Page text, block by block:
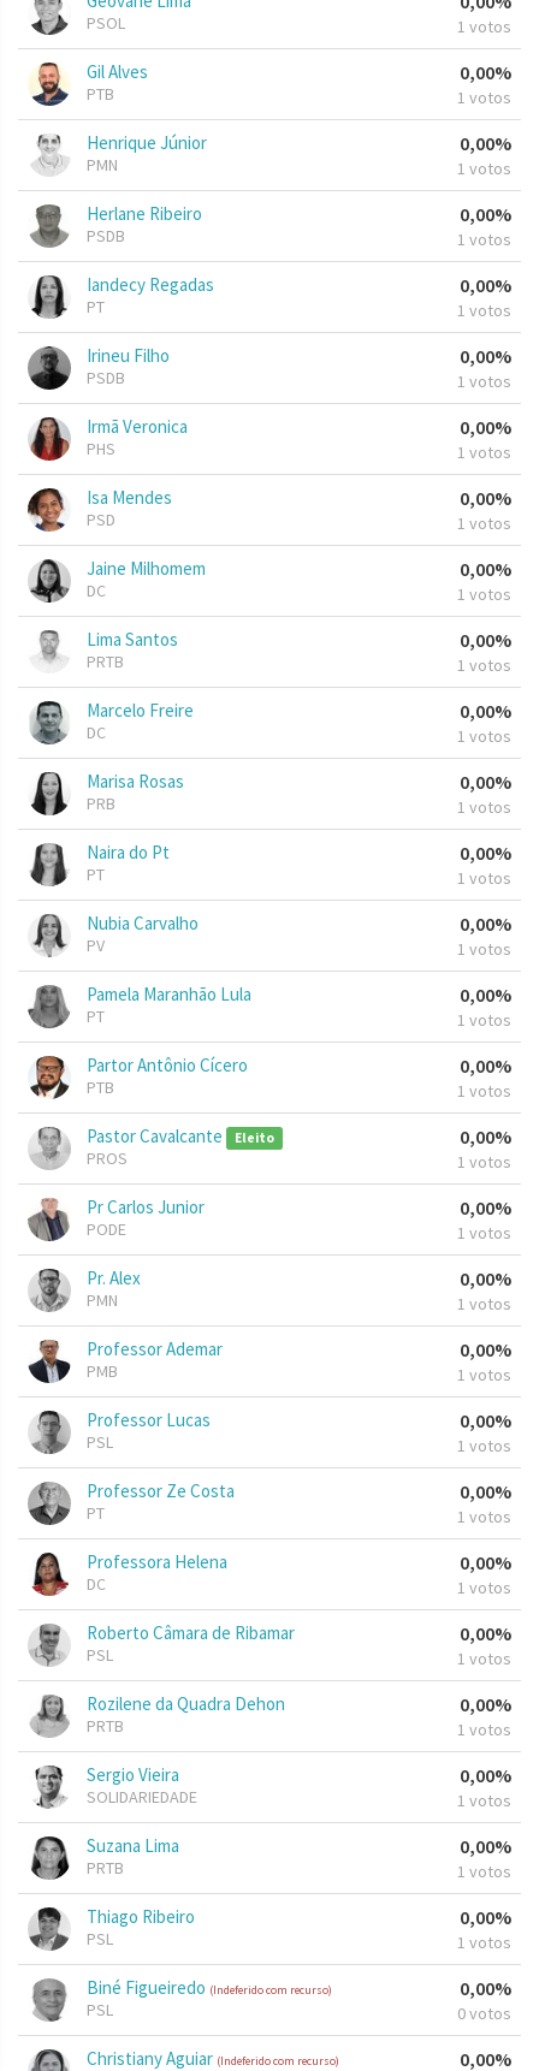
PSOL 1 votos
Gil Alves
PTB
0,00%
1 votos
Henrique Júnior
PMN
0,00%
1 votos
Herlane Ribeiro
PSDB
0,00%
1 votos
Iandecy Regadas
PT
0,00%
1 votos
Irineu Filho
PSDB
0,00%
1 votos
Irmã Veronica
PHS
0,00%
1 votos
Isa Mendes
PSD
0,00%
1 votos
Jaine Milhomem
DC
0,00%
1 votos
Lima Santos
PRTB
0,00%
1 votos
Marcelo Freire
DC
0,00%
1 votos
Marisa Rosas
PRB
0,00%
1 votos
Naira do Pt
PT
0,00%
1 votos
Nubia Carvalho
PV
0,00%
1 votos
Pamela Maranhão Lula
PT
0,00%
1 votos
Partor Antônio Cícero
PTB
0,00%
1 votos
Pastor Cavalcante Eleito
PROS
0,00%
1 votos
Pr Carlos Junior
PODE
0,00%
1 votos
Pr. Alex
PMN
0,00%
1 votos
Professor Ademar
PMB
0,00%
1 votos
Professor Lucas
PSL
0,00%
1 votos
Professor Ze Costa
PT
0,00%
1 votos
Professora Helena
DC
0,00%
1 votos
Roberto Câmara de Ribamar
PSL
0,00%
1 votos
Rozilene da Quadra Dehon
PRTB
0,00%
1 votos
Sergio Vieira
SOLIDARIEDADE
0,00%
1 votos
Suzana Lima
PRTB
0,00%
1 votos
Thiago Ribeiro
PSL
0,00%
1 votos
Biné Figueiredo (Indeferido com recurso)
PSL
0,00%
0 votos
Christiany Aguiar (Indeferido com recurso) 0,00%